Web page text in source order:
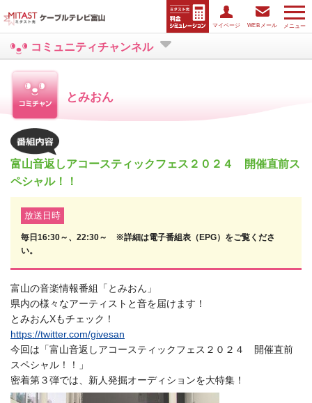
メニュー
マイページ WEBメール
コミュニティチャンネル
とみおん
富山音返しアコースティックフェス２０２４ 開催直前ス
ペシャル！！
放送日時
毎日16:30～、22:30～ ※詳細は電子番組表（EPG）をご覧くださ
い。
富山の音楽情報番組「とみおん」
県内の様々なアーティストと音を届けます！
とみおんXもチェック！
https://twitter.com/givesan
今回は「富山音返しアコースティックフェス２０２４ 開催直前
スペシャル！！」
密着第３弾では、新人発掘オーディションを大特集！